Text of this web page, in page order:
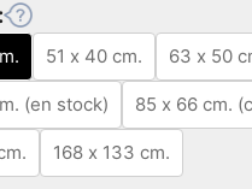
51 x 40 cm. 63 x 50
(en stock) 85 x 66 cm.
168 x 133 cm.